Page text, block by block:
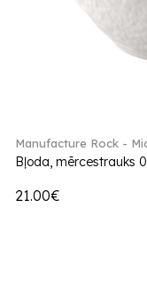
Manufacture Rock -
Bļoda, mērcestrauks
21.00€